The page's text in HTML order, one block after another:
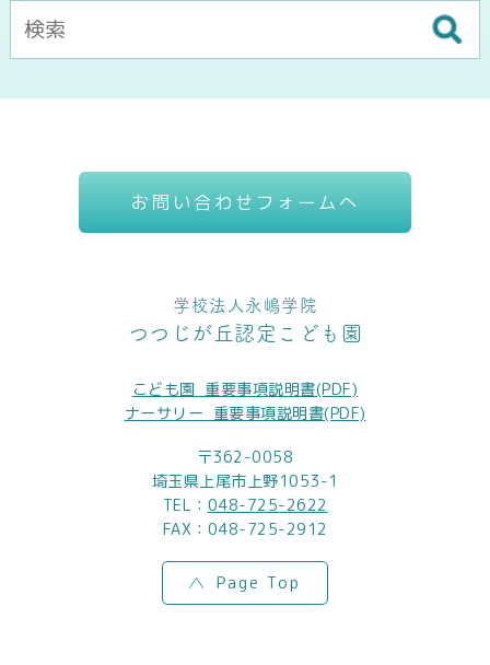
お問い合わせフォームへ
学校法人永嶋学院
つつじが丘認定こども園
こども園_重要事項説明書(PDF)
ナーサリー_重要事項説明書(PDF)
〒362-0058
埼玉県上尾市上野1053-1
TEL： 048-725-2622
FAX：048-725-2912
Page Top